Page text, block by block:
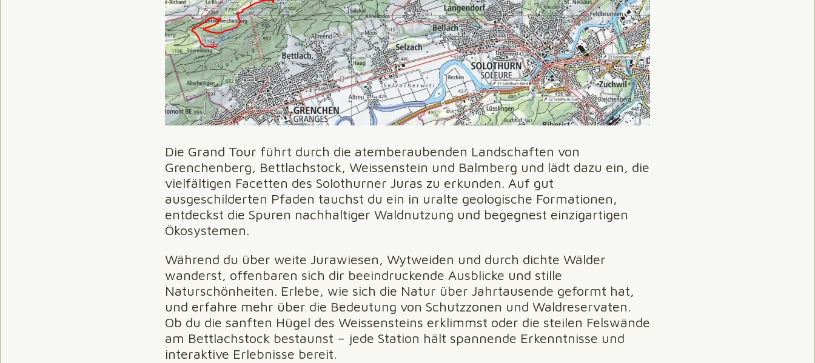
Die Grand Tour führt durch die atemberaubenden Landschaften von
Grenchenberg, Bettlachstock, Weissenstein und Balmberg und lädt dazu ein, die
vielfältigen Facetten des Solothurner Juras zu erkunden. Auf gut
ausgeschilderten Pfaden tauchst du ein in uralte geologische Formationen,
entdeckst die Spuren nachhaltiger Waldnutzung und begegnest einzigartigen
Ökosystemen.
Während du über weite Jurawiesen, Wytweiden und durch dichte Wälder
wanderst, offenbaren sich dir beeindruckende Ausblicke und stille
Naturschönheiten. Erlebe, wie sich die Natur über Jahrtausende geformt hat,
und erfahre mehr über die Bedeutung von Schutzzonen und Waldreservaten.
Ob du die sanften Hügel des Weissensteins erklimmst oder die steilen Felswände
am Bettlachstock bestaunst – jede Station hält spannende Erkenntnisse und
interaktive Erlebnisse bereit.